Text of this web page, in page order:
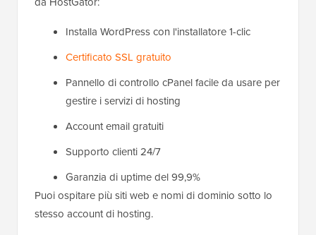
Installa WordPress con l'installatore 1-clic
Certificato SSL gratuito
Pannello di controllo cPanel facile da usare per
gestire i servizi di hosting
Account email gratuiti
Supporto clienti 24/7
Garanzia di uptime del 99,9%
Puoi ospitare più siti web e nomi di dominio sotto lo
stesso account di hosting.